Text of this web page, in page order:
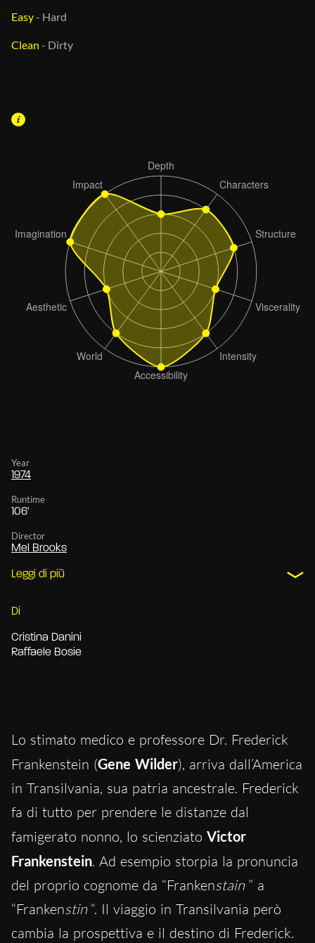
Easy- Hard
Clean - Dirty
Year
1974
Runtime
106'
Director
Mel Brooks
Leggi di più
Di
Cristina Danini
Raffaele Bosie
Lo stimato medico e professore Dr. Frederick
Frankenstein (Gene Wilder), arriva dall’America
in Transilvania, sua patria ancestrale. Frederick
fa di tutto per prendere le distanze dal
famigerato nonno, lo scienziato Victor
Frankenstein. Ad esempio storpia la pronuncia
del proprio cognome da “Frankenstain ” a
“Frankenstin “. Il viaggio in Transilvania però
cambia la prospettiva e il destino di Frederick.